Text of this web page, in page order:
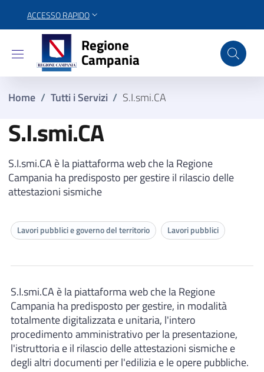
ACCESSO RAPIDO
Regione Campania
Regione
Campania
Home / Tutti i Servizi / S.I.smi.CA
S.I.smi.CA
S.I.smi.CA è la piattaforma web che la Regione
Campania ha predisposto per gestire il rilascio delle
attestazioni sismiche
Lavori pubblici e governo del territorio Lavori pubblici
S.I.smi.CA è la piattaforma web che la Regione
Campania ha predisposto per gestire, in modalità
totalmente digitalizzata e unitaria, l'intero
procedimento amministrativo per la presentazione,
l'istruttoria e il rilascio delle attestazioni sismiche e
degli altri documenti per l'edilizia e le opere pubbliche.